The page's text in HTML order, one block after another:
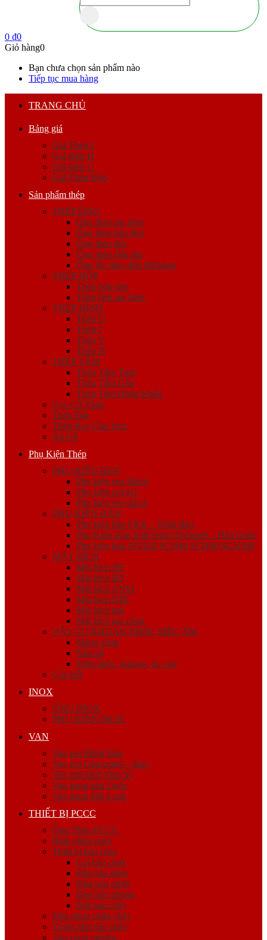
0 ₫0
Giỏ hàng0
Bạn chưa chọn sản phẩm nào
Tiếp tục mua hàng
TRANG CHỦ
Bảng giá
Giá Thép I
Giá thép H
Giá thép U
Giá Thép Hộp
Sản phẩm thép
THÉP ỐNG
Ống thép mạ kẽm
Ống thép hàn đen
Ống thép đúc
Ống thép siêu âm
Ống lốc theo đơn đặt hàng
THÉP HỘP
Thép hộp đen
Thép hộp mạ kẽm
THÉP HÌNH
Thép U
Thép I
Thép V
Thép H
THÉP TẤM
Thép Tấm Trơn
Thép Tấm Gân
Thép Tấm Nhập Khẩu
Cọc Cừ Thép
Thép Đặc
Thép Ray Cầu Trục
Xà Gồ
Phụ Kiện Thép
PHỤ KIỆN REN
Phụ kiện ren Mech
Phụ kiện ren K1
Phụ kiện ren giá rẻ
PHỤ KIỆN HÀN
Phụ kiện hàn FKK – Nhật Bản
Phụ Kiện Hàn Jinil bend (Dybend) – Hàn Quốc
Phụ kiện hàn SCH20 SCH40 SCH80 SCH160
MẶT BÍCH
Mặt bích JIS
Mặt bích BS
Mặt bích ANSI
Mặt bích DIN
Mặt bích mù
Mặt bích gia công
VẬT TƯ KHOAN NHỒI, SIÊU ÂM
Măng sông
Nắp bịt
Kẽm buộc, bulong, ốc viss
Cóc nối
INOX
ỐNG INOX
PHỤ KIỆN INOX
VAN
Van ren Minh Hòa
Van ren Giacomini – Italy
Van mặt bích Shin Yi
Van gang hàn Quốc
Van gang Đài Loan
THIẾT BỊ PCCC
Ống Thép PCCC
Bình chữa cháy
Thiết bị báo cháy
Còi báo cháy
Đầu báo khói
Đầu báo nhiệt
Đèn báo phòng
Nút báo cháy
Đầu phun chữa cháy
Trung tâm báo cháy
Van công nghiệp